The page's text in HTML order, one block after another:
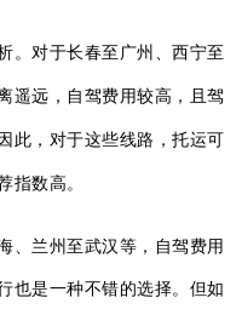
。对于长春至广州、西宁至
遥远，自驾费用较高，且驾
此，对于这些线路，托运可
指数高。
、兰州至武汉等，自驾费用
也是一种不错的选择。但如